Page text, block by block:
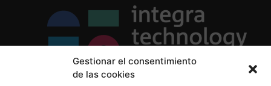
Gestionar el consentimiento
de las cookies